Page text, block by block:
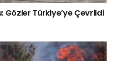
Gözler Türkiye’ye Çevrildi